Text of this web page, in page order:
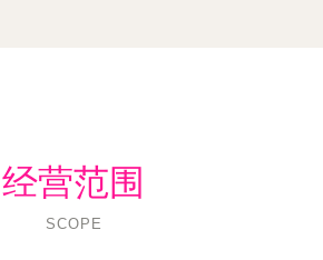
经营范围
SCOPE